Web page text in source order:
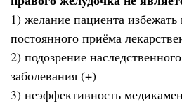
1) желание пациента избежать
постоянного приёма
2) подозрение
заболевания (+)
3) неэффективность